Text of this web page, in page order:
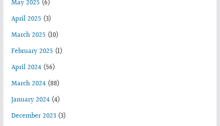
May 2025 (6)
April 2025 (3)
March 2025 (10)
February 2025 (1)
April 2024(56)
March 2024(88)
January 2024(4)
December 2023(3)